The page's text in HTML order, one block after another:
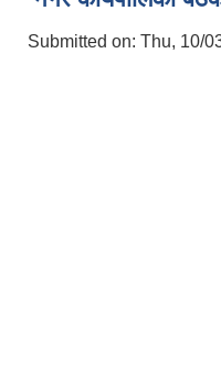
Submitted on: Thu, 10/